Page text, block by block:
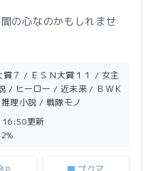
の心なのかもしれませ
７ / ＥＳＮ大賞１１ / 女主
/ ヒーロー / 近未来 / ＢＷＫ
理小説 / 戦隊モノ
更新